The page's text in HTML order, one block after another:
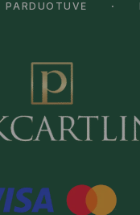
PARDUOTUVĖ